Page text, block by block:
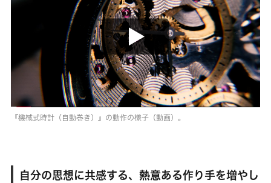
『機械式時計（自動巻き）』の動作の様子（動画）。
自分の思想に共感する、熱意ある作り手を増やし